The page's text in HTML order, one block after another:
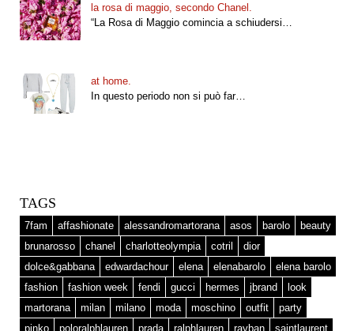
la rosa di maggio, secondo Chanel.
“La Rosa di Maggio comincia a schiudersi…
at home.
In questo periodo non si può far…
TAGS
7fam affashionate alessandromartorana asos barolo
beauty
brunarosso
chanel charlotteolympia cotril
dior
dolce&gabbana
edwardachour elena elenabarolo
elena barolo
fashion
fashion week fendi gucci hermes jbrand
look
martorana
milan milano moda moschino outfit
party
pinko
poloralphlauren prada ralphlauren rayban saintlaurent